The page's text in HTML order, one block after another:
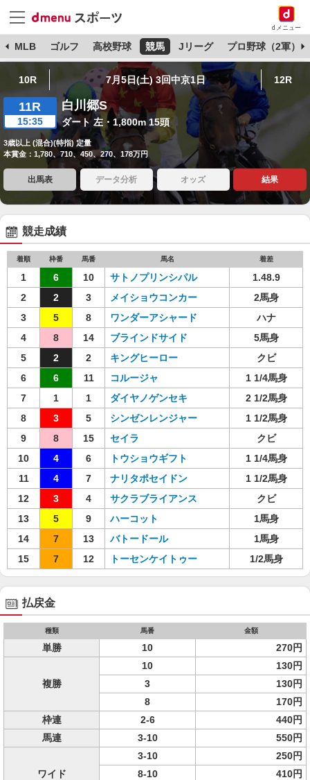
dメニュー
MLB ゴルフ 高校野球 競馬 Jリーグ プロ野球（2軍）
10R 7月5日(土) 3回中京1日 12R
11R
15:35
白川郷S
ダート 左・1,800m 15頭
3歳以上 (混合)(特指) 定量
本賞金：1,780、710、450、270、178万円
出馬表 データ分析 オッズ 結果
競走成績
着順 枠番 馬番 馬名 着差
1 6 10 サトノプリンシパル
1.48.9
2
2 3 メイショウコンカー
2馬身
3
5 8 ワンダーアシャード
ハナ
4
8 14 ブラインドサイド
5馬身
5
2 2 キングヒーロー
クビ
6
6 11 コルージャ
1 1/4馬身
7
1 1 ダイヤノゲンセキ
2 1/2馬身
8
3 5 シンゼンレンジャー
1 1/2馬身
9
8 15 セイラ
クビ
10
4 6 トウショウギフト
1 1/4馬身
11
4 7 ナリタポセイドン
1 1/2馬身
12
3 4 サクラブライアンス
クビ
13
5 9 ハーコット
1馬身
14
7 13 バトードール
1馬身
15
7 12 トーセンケイトゥー 1/2馬身
払戻金
種類 馬番 金額
単勝 10 270円
複勝
10
130円
3
130円
8
170円
枠連
2-6
440円
馬連
3-10 550円
ワイド
3-10
250円
8-10
410円